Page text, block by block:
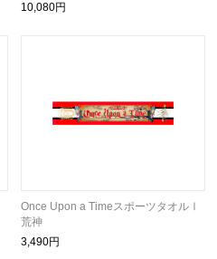
10,080円
Once Upon a TimeスポーツタオルⅠ
荒神
3,490円